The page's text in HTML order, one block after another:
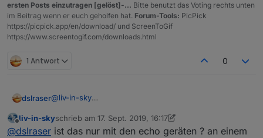
ersten Posts einzutragen [gelöst]-... Bitte benutzt das Voting rechts unten
im Beitrag wenn er euch geholfen hat. Forum-Tools: PicPick
https://picpick.app/en/download/ und ScreenToGif
https://www.screentogif.com/downloads.html
1 Antwort 0
dslraser@liv-in-sky
Offline
liv-in-skyschrieb am 17. Sept. 2019, 16:17
zuletzt editiert von liv-in-sky
@dslraser ist das nur mit den echo geräten ? an einem